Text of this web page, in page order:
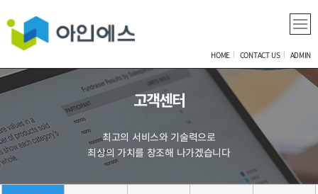
HOME CONTACT US ADMIN
고객센터
최고의 서비스와 기술력으로
최상의 가치를 창조해 나가겠습니다